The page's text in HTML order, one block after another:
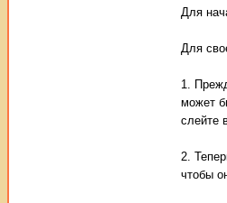
Для
Для
1.
может
слейте
2.
чтобы